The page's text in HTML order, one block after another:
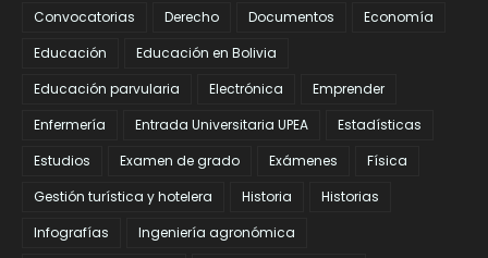
Convocatorias
Derecho Documentos
Economía
Educación
Educación en Bolivia
Educación parvularia
Electrónica
Emprender
Enfermería
Entrada Universitaria UPEA
Estadísticas
Estudios
Examen de grado Exámenes
Física
Gestión turística y hotelera
Historia
Historias
Infografías
Ingeniería agronómica